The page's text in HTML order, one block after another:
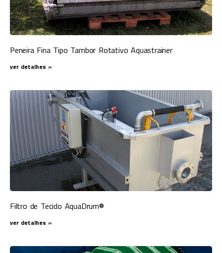
Peneira Fina Tipo Tambor Rotativo ​Aquastrainer
ver detalhes »
Filtro de Tecido AquaDrum®
ver detalhes »